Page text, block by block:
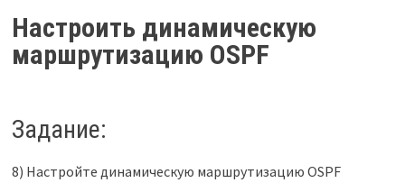
Настроить динамическую
маршрутизацию OSPF
Задание:
8) Настройте динамическую маршрутизацию OSPF